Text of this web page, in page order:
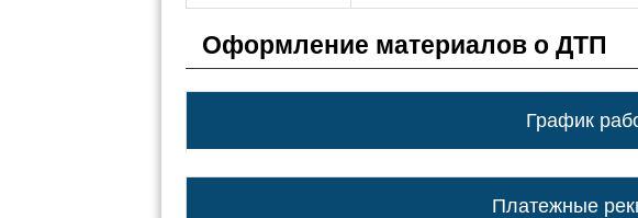
Оформление материалов о ДТП
График
Платежные